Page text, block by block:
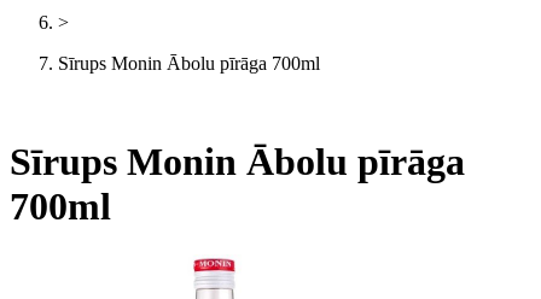
>
Sīrups Monin Ābolu pīrāga 700ml
Sīrups Monin Ābolu pīrāga
700ml